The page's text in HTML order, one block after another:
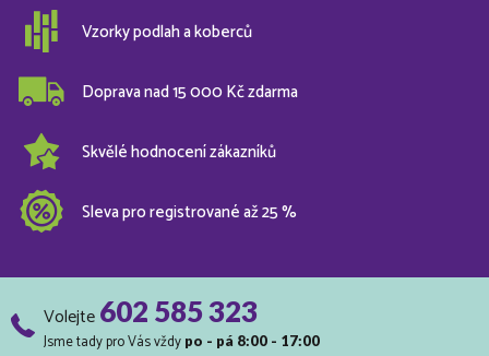
Vzorky podlah a koberců
Doprava nad 15 000 Kč zdarma
Skvělé hodnocení zákazníků
Sleva pro registrované až 25 %
Volejte602 585 323
Jsme tady pro Vás vždy po - pá 8:00 - 17:00